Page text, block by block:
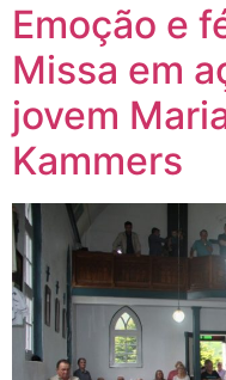
Emoção e
Missa em
jovem
Kammers